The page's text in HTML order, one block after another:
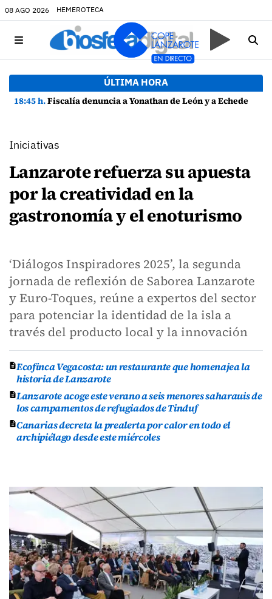
08 AGO 2026 HEMEROTECA
ÚLTIMA HORA
18:45 h.Fiscalía denuncia a Yonathan de León y a Echedey Eugenio por presuntas anomalías en contratos festivos
Iniciativas
Lanzarote refuerza su apuesta
por la creatividad en la
gastronomía y el enoturismo
‘Diálogos Inspiradores 2025’, la segunda
jornada de reflexión de Saborea Lanzarote
y Euro-Toques, reúne a expertos del sector
para potenciar la identidad de la isla a
través del producto local y la innovación
Ecofinca Vegacosta: un restaurante que homenajea la
historia de Lanzarote
Lanzarote acoge este verano a seis menores saharauis de
los campamentos de refugiados de Tinduf
Canarias decreta la prealerta por calor en todo el
archipiélago desde este miércoles